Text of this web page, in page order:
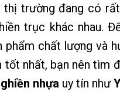
thị trường đang có
trục khác nhau.
phẩm chất lượng và
tốt nhất, bạn nên tìm
nhựa uy tín như